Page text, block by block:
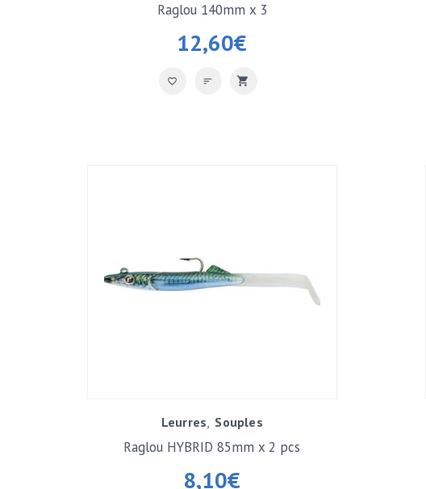
12,60€
Raglou 140mm x 3
Leurres Souples
8,10€
Raglou HYBRID 85mm x 2 pcs